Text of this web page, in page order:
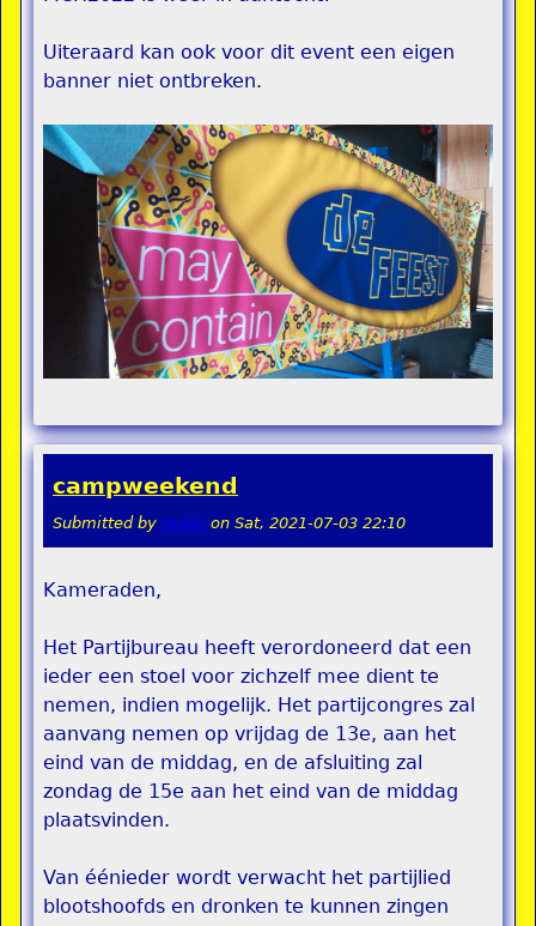
Uiteraard kan ook voor dit event een eigen
banner niet ontbreken.
campweekend
Submitted by teddy on Sat, 2021-07-03 22:10
Kameraden,
Het Partijbureau heeft verordoneerd dat een
ieder een stoel voor zichzelf mee dient te
nemen, indien mogelijk. Het partijcongres zal
aanvang nemen op vrijdag de 13e, aan het
eind van de middag, en de afsluiting zal
zondag de 15e aan het eind van de middag
plaatsvinden.
Van éénieder wordt verwacht het partijlied
blootshoofds en dronken te kunnen zingen